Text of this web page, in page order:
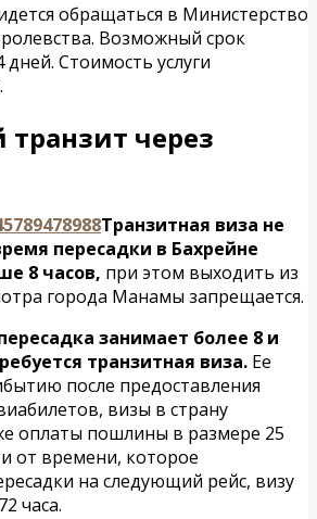
обращаться в Министерство
Возможный срок
Стоимость услуги
через
Транзитная виза не
пересадки в Бахрейне
8 часов, при этом выходить из
города Манамы запрещается.
занимает более 8 и
транзитная виза. Ее
после предоставления
визы в страну
оплаты пошлины в размере 25
от времени, которое
на следующий рейс, визу
часа.